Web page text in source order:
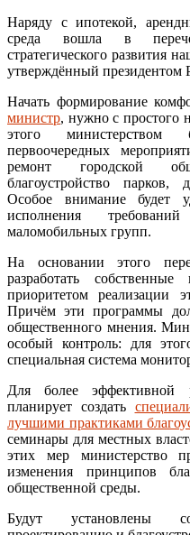
Наряду с ипотекой,
среда вошла в
стратегического развития
утверждённый президентом
Начать формирование
министр, нужно с простого
этого министерством
первоочередных
ремонт городской
благоустройство парков,
Особое внимание будет
исполнения
маломобильных групп.
На основании этого
разработать
приоритетом реализации
Причём эти программы
общественного мнения.
особый контроль: для
специальная система
Для более эффективной
планирует создать
лучшими практиками
семинары для местных
этих мер министерство
изменения принципов
общественной среды.
Будут установлены